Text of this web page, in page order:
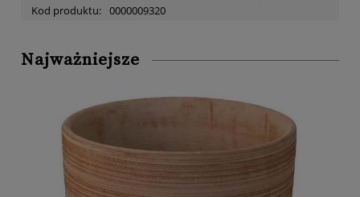
Kod produktu: 0000009320
Najważniejsze